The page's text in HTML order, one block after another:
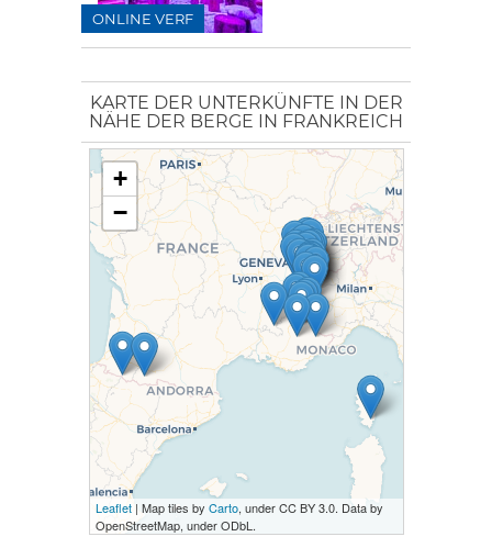
ONLINE VERF
KARTE DER UNTERKÜNFTE IN DER
NÄHE DER BERGE IN FRANKREICH
+
−
Leaflet| Map tiles by Carto, under CC BY 3.0. Data by
OpenStreetMap, under ODbL.